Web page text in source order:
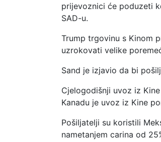
prijevoznici će poduzeti
SAD-u.
Trump trgovinu s Kinom
uzrokovati velike
Sand je izjavio da bi
Cjelogodišnji uvoz iz
Kanadu je uvoz iz Kine
Pošiljatelji su koristili
nametanjem carina od